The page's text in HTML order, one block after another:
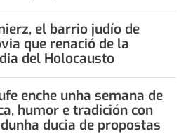
el barrio judío de
que renació de la
del Holocausto
enche unha semana de
humor e tradición con
ducia de propostas